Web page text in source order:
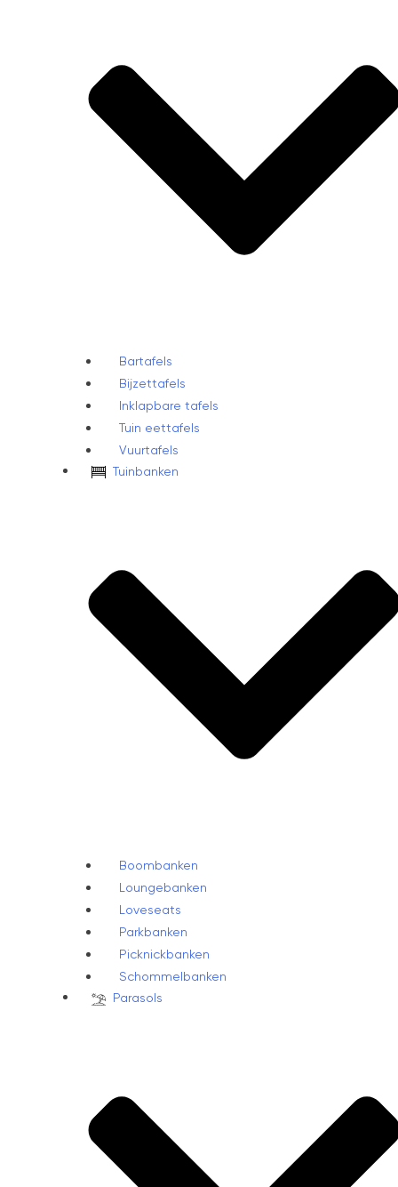
Bartafels
Bijzettafels
Inklapbare tafels
Tuin eettafels
Vuurtafels
Tuinbanken
Boombanken
Loungebanken
Loveseats
Parkbanken
Picknickbanken
Schommelbanken
Parasols